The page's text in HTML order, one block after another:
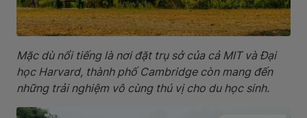
Mặc dù nổi tiếng là nơi đặt trụ sở của cả MIT và Đại
học Harvard, thành phố Cambridge còn mang đến
những trải nghiệm vô cùng thú vị cho du học sinh.